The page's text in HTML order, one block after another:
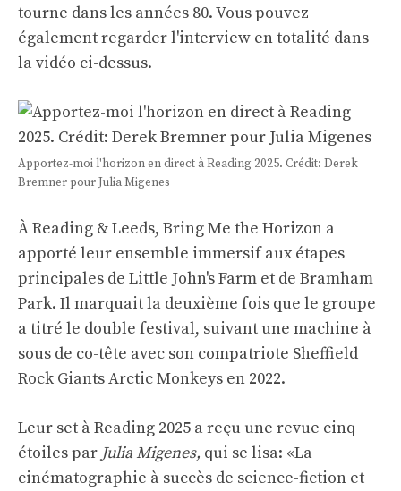
tourne dans les années 80. Vous pouvez
également regarder l'interview en totalité dans
la vidéo ci-dessus.
Apportez-moi l'horizon en direct à Reading 2025. Crédit: Derek
Bremner pour Julia Migenes
À Reading & Leeds, Bring Me the Horizon a
apporté leur ensemble immersif aux étapes
principales de Little John's Farm et de Bramham
Park. Il marquait la deuxième fois que le groupe
a titré le double festival, suivant une machine à
sous de co-tête avec son compatriote Sheffield
Rock Giants Arctic Monkeys en 2022.
Leur set à Reading 2025 a reçu une revue cinq
étoiles par Julia Migenes, qui se lisa: «La
cinématographie à succès de science-fiction et